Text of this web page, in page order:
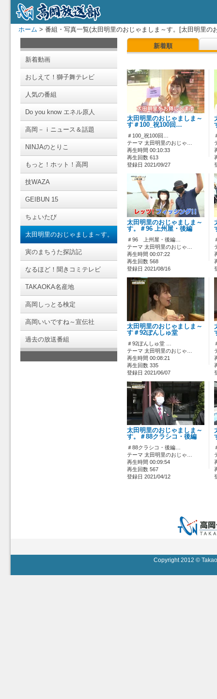
ホーム > 番組・写真一覧(太田明里のおじゃましま～す。[太田明里の
新着動画
おしえて！獅子舞テレビ
人気の番組
Do you know エネル原人
高岡－ｉニュース＆話題
NINJAのとりこ
もっと！ホット！高岡
技WAZA
GEIBUN 15
ちょいたび
太田明里のおじゃましま～す。
寅のまちうた探訪記
なるほど！聞きコミテレビ
TAKAOKA名産地
高岡しっとる検定
高岡いいですね～宣伝社
過去の放送番組
新着順
太田明里のおじゃましま～
す＃100_祝100回…
＃100_祝100回…
テーマ 太田明里のおじゃ…
再生時間 00:10:33
再生回数 613
登録日 2021/09/27
太田明里のおじゃましま～
す。＃96 上州屋・後編
＃96 上州屋・後編…
テーマ 太田明里のおじゃ…
再生時間 00:07:22
再生回数 568
登録日 2021/08/16
太田明里のおじゃましま～
す＃92ぽんしゅ堂
＃92ぽんしゅ堂 …
テーマ 太田明里のおじゃ…
再生時間 00:08:21
再生回数 335
登録日 2021/06/07
太田明里のおじゃましま～
す。＃88クラシコ・後編
＃88クラシコ・後編…
テーマ 太田明里のおじゃ…
再生時間 00:09:54
再生回数 567
登録日 2021/04/12
Copyright 2012 ©